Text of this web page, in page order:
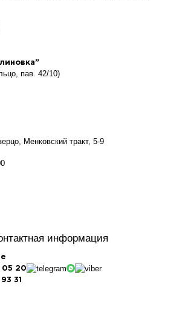
пав. 42/10)
Менковский тракт, 5-9
информация
05 20
31